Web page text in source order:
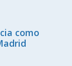
como